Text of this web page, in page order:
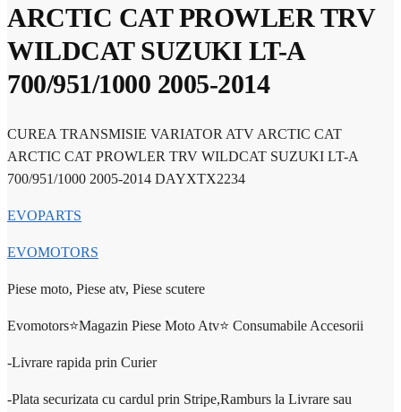
ARCTIC CAT PROWLER TRV
WILDCAT SUZUKI LT-A
700/951/1000 2005-2014
CUREA TRANSMISIE VARIATOR ATV ARCTIC CAT
ARCTIC CAT PROWLER TRV WILDCAT SUZUKI LT-A
700/951/1000 2005-2014 DAYXTX2234
EVOPARTS
EVOMOTORS
Piese moto, Piese atv, Piese scutere
Evomotors⭐️Magazin Piese Moto Atv⭐️ Consumabile Accesorii
-Livrare rapida prin Curier
-Plata securizata cu cardul prin Stripe,Ramburs la Livrare sau